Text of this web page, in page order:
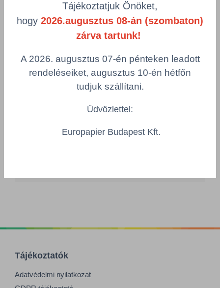
Well folyékony szappan glicerines 1L
DYM//5997104704505
Csomagolás
Összeg csökkentése
Tájékoztatók
Adatvédelmi nyilatkozat
Tájékoztatjuk Önöket,
hogy 2026.augusztus 08-án (szombaton)
zárva tartunk!
A 2026. augusztus 07-én pénteken leadott
rendeléseiket, augusztus 10-én hétfőn
tudjuk szállítani.
Üdvözlettel:
Europapier Budapest Kft.